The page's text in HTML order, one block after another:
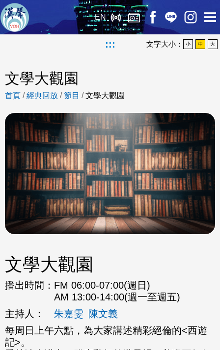
EN
::: 文字大小： 小 中 大
文學大觀園
首頁 /經典回放 /節目 /文學大觀園
文學大觀園
播出時間： FM 06:00-07:00(週日)
AM 13:00-14:00(週一至週五)
主持人：
朱嘉雯 陳文義
每周日上午六點，為大家講述精彩絕倫的<西遊
記>。